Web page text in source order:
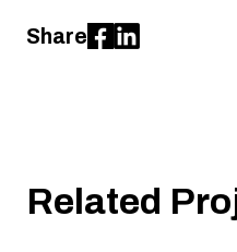
Share
Related